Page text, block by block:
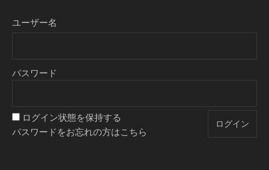
ユーザー名
パスワード
ログイン状態を保持する
パスワードをお忘れの方はこちら